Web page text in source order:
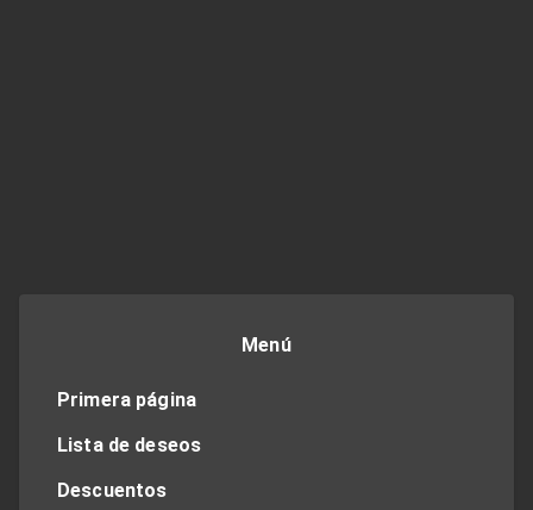
Menú
Primera página
Lista de deseos
Descuentos